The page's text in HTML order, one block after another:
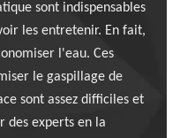
sont indispensables
les entretenir. En fait,
l'eau. Ces
le gaspillage de
sont assez difficiles et
des experts en la